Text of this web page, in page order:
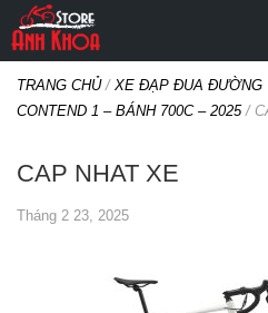
TRANG CHỦ/ XE ĐẠP ĐUA ĐƯỜNG
CONTEND 1 – BÁNH 700C – 2025/
CAP NHAT XE
Tháng 2 23, 2025